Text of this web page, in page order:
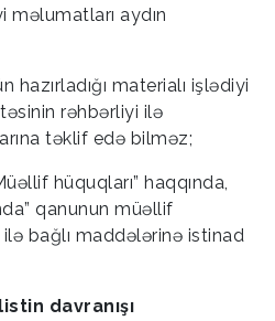
aydın
hazırladığı materialı işlədiyi
rəhbərliyi ilə
təklif edə bilməz;
hüquqları” haqqında,
qanunun müəllif
ilə bağlı maddələrinə istinad
davranışı